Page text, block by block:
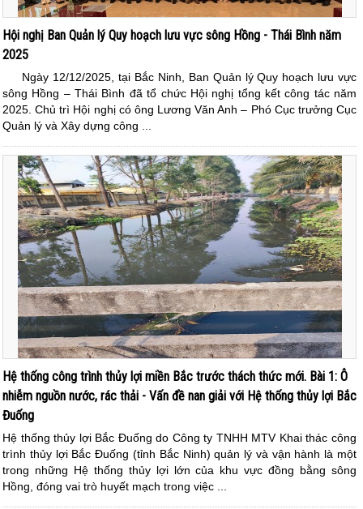
Hội nghị Ban Quản lý Quy hoạch lưu vực sông Hồng - Thái Bình năm
2025
Ngày 12/12/2025, tại Bắc Ninh, Ban Quản lý Quy hoạch lưu vực
sông Hồng – Thái Bình đã tổ chức Hội nghị tổng kết công tác năm
2025. Chủ trì Hội nghị có ông Lương Văn Anh – Phó Cục trưởng Cục
Quản lý và Xây dựng công ...
Hệ thống công trình thủy lợi miền Bắc trước thách thức mới. Bài 1: Ô
nhiễm nguồn nước, rác thải - Vấn đề nan giải với Hệ thống thủy lợi Bắc
Đuống
Hệ thống thủy lợi Bắc Đuống do Công ty TNHH MTV Khai thác công
trình thủy lợi Bắc Đuống (tỉnh Bắc Ninh) quản lý và vận hành là một
trong những Hệ thống thủy lợi lớn của khu vực đồng bằng sông
Hồng, đóng vai trò huyết mạch trong việc ...